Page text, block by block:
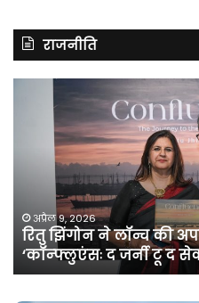
राजनीति
फोटो
बुक
‘कॉन्फ्लुएंसः
द
अप्रैल 9, 2026
रितु झिंगोन ने लॉन्च की
‘कॉन्फ्लुएंसः द जर्नी टू द